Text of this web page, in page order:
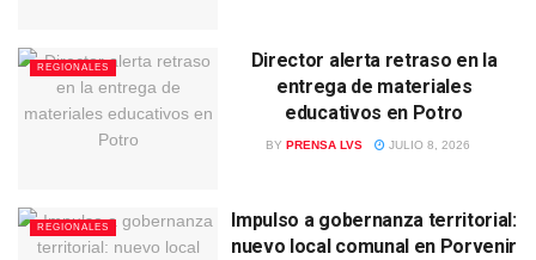
REGIONALES
Director alerta retraso en la
entrega de materiales
educativos en Potro
BY PRENSA LVS JULIO 8, 2026
REGIONALES
Impulso a gobernanza territorial:
nuevo local comunal en Porvenir